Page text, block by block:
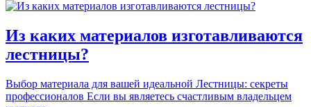
Из каких материалов изготавливаются
лестницы?
Выбор материала для вашей идеальной Лестницы: секреты
профессионалов Если вы являетесь счастливым владельцем